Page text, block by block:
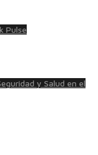
Pulse
y Salud en el